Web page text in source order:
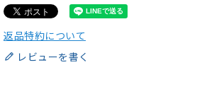
返品特約について
レビューを書く